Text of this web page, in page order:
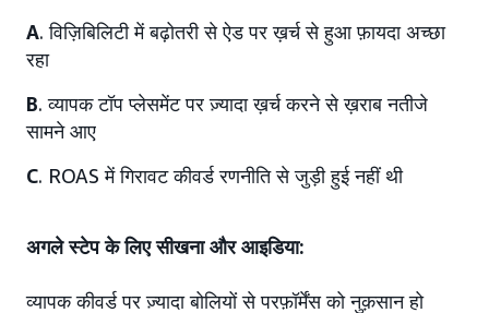
A. विज़िबिलिटी में बढ़ोतरी से ऐड पर ख़र्च से हुआ फ़ायदा अच्छा
रहा
B. व्यापक टॉप प्लेसमेंट पर ज़्यादा ख़र्च करने से ख़राब नतीजे
सामने आए
C. ROAS में गिरावट कीवर्ड रणनीति से जुड़ी हुई नहीं थी
अगले स्टेप के लिए सीखना और आइडिया:
व्यापक कीवर्ड पर ज़्यादा बोलियों से परफ़ॉर्मेंस को नुक़सान हो